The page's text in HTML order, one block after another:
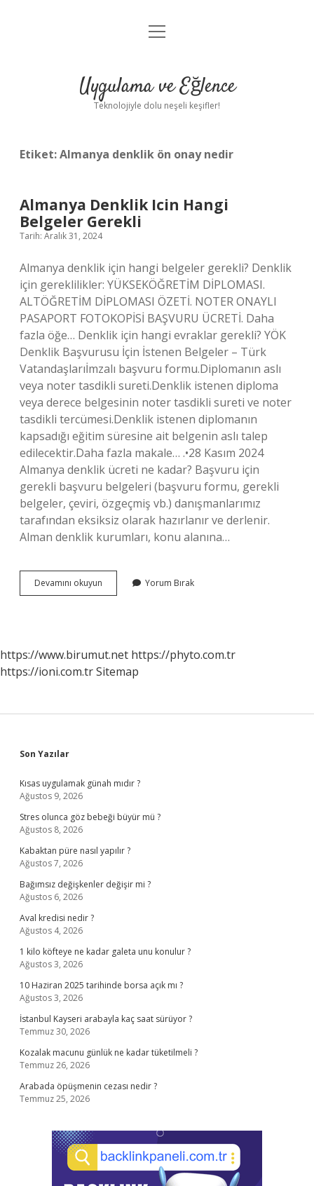
Anasayfa
Yasal Uyarı
menüyü
Uygulama ve Eğlence
Teknolojiyle dolu neşeli keşifler!
Etiket:Almanya denklik ön onay nedir
Almanya Denklik Icin Hangi
Belgeler Gerekli
Tarih: Aralık 31, 2024
Almanya denklik için hangi belgeler gerekli? Denklik
için gereklilikler: YÜKSEKÖĞRETİM DİPLOMASI.
ALTÖĞRETİM DİPLOMASI ÖZETİ. NOTER ONAYLI
PASAPORT FOTOKOPİSİ BAŞVURU ÜCRETİ. Daha
fazla öğe… Denklik için hangi evraklar gerekli? YÖK
Denklik Başvurusu İçin İstenen Belgeler – Türk
Vatandaşlarıİmzalı başvuru formu.Diplomanın aslı
veya noter tasdikli sureti.Denklik istenen diploma
veya derece belgesinin noter tasdikli sureti ve noter
tasdikli tercümesi.Denklik istenen diplomanın
kapsadığı eğitim süresine ait belgenin aslı talep
edilecektir.Daha fazla makale… .•28 Kasım 2024
Almanya denklik ücreti ne kadar? Başvuru için
gerekli başvuru belgeleri (başvuru formu, gerekli
belgeler, çeviri, özgeçmiş vb.) danışmanlarımız
tarafından eksiksiz olarak hazırlanır ve derlenir.
Alman denklik kurumları, konu alanına…
Devamını okuyun Almanya
Denklik
Yorum Bırak
https://www.birumut.net https://phyto.com.tr
https://ioni.com.trSitemap
Sidebar
Son Yazılar
Kısas uygulamak günah mıdır ?
Ağustos 9, 2026
Stres olunca göz bebeği büyür mü ?
Ağustos 8, 2026
Kabaktan püre nasıl yapılır ?
Ağustos 7, 2026
Bağımsız değişkenler değişir mi ?
Ağustos 6, 2026
Aval kredisi nedir ?
Ağustos 4, 2026
1 kilo köfteye ne kadar galeta unu konulur ?
Ağustos 3, 2026
10 Haziran 2025 tarihinde borsa açık mı ?
Ağustos 3, 2026
İstanbul Kayseri arabayla kaç saat sürüyor ?
Temmuz 30, 2026
Kozalak macunu günlük ne kadar tüketilmeli ?
Temmuz 26, 2026
Arabada öpüşmenin cezası nedir ?
Temmuz 25, 2026